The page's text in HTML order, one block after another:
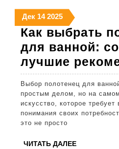
Дек14
декабря
2025
1414
декабря
2025
202514
декабря
2025
Как выбрать
для ванной:
лучшие
Выбор полотенец для ванной комнаты кажется
простым делом, но на
искусство, которое
понимания своих
это не просто
ЧИТАТЬ ДАЛЕЕЧИТАТЬ